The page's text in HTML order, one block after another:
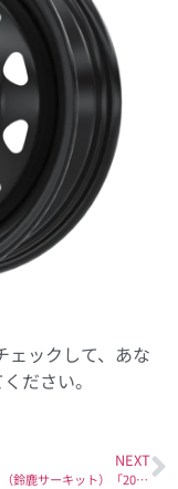
ェックして、あな
ださい。
NEXT
8月27－28日（鈴鹿サーキット）「2022 AUTOBACS SUPER GT Round5 FUJIMAKI GROUP SUZUKA GT 450km RACE」